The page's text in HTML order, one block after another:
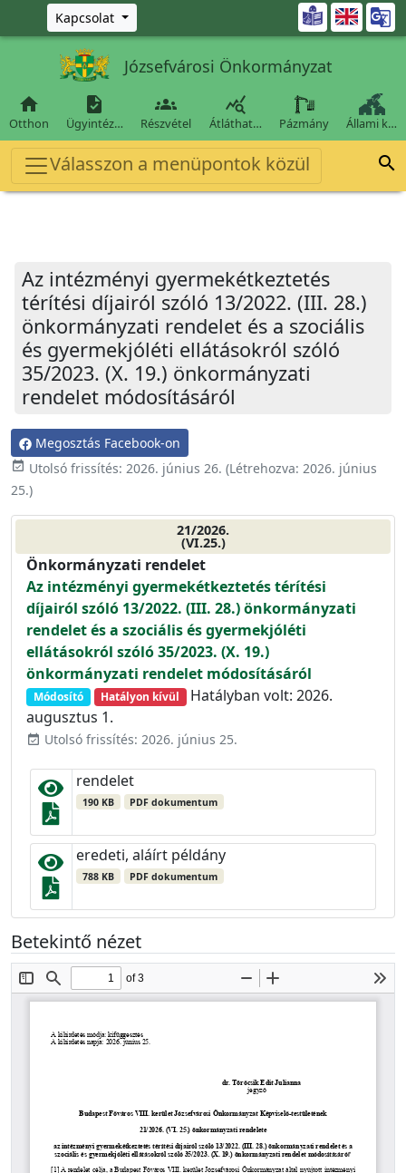
Ugrás a fő tartalomra
Kapcsolat 
Józsefvárosi Önkormányzat

Otthon

Ügyintéz…

Részvétel

Átláthat… Pázmány Állami k…
Válasszon a menüpontok közül 
Az intézményi gyermekétkeztetés
térítési díjairól szóló 13/2022. (III. 28.)
önkormányzati rendelet és a szociális
és gyermekjóléti ellátásokról szóló
35/2023. (X. 19.) önkormányzati
rendelet módosításáról
Megosztás Facebook-on
event_available Utolsó frissítés: 2026. június 26. (Létrehozva: 2026. június
25.)
21/2026.
(VI.25.)
Önkormányzati rendelet
Az intézményi gyermekétkeztetés térítési
díjairól szóló 13/2022. (III. 28.) önkormányzati
rendelet és a szociális és gyermekjóléti
ellátásokról szóló 35/2023. (X. 19.)
önkormányzati rendelet módosításáról
Módosító Hatályon kívül
Hatályban volt: 2026.
augusztus 1.
event_available Utolsó frissítés: 2026. június 25.
rendelet
190 KB PDF dokumentum
eredeti, aláírt példány
788 KB PDF dokumentum
Betekintő nézet